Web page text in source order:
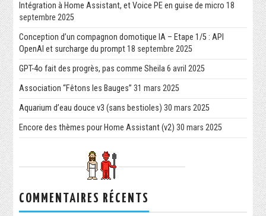
Intégration à Home Assistant, et Voice PE en guise de micro 18
septembre 2025
Conception d’un compagnon domotique IA – Etape 1/5 : API
OpenAI et surcharge du prompt 18 septembre 2025
GPT-4o fait des progrès, pas comme Sheila 6 avril 2025
Association “Fêtons les Bauges” 31 mars 2025
Aquarium d’eau douce v3 (sans bestioles) 30 mars 2025
Encore des thèmes pour Home Assistant (v2) 30 mars 2025
COMMENTAIRES RÉCENTS